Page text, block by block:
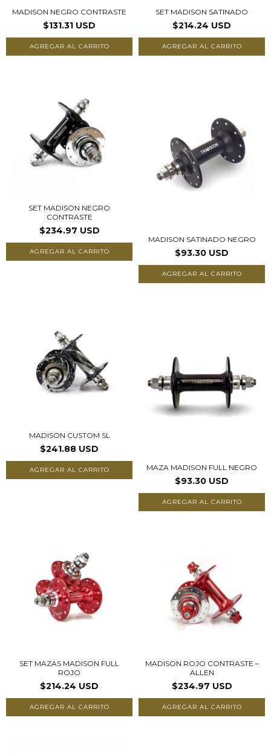
MADISON NEGRO CONTRASTE
$131.31 USD
AGREGAR AL CARRITO
SET MADISON SATINADO
$214.24 USD
AGREGAR AL CARRITO
SET MADISON NEGRO
CONTRASTE
$234.97 USD
AGREGAR AL CARRITO
MADISON SATINADO NEGRO
$93.30 USD
AGREGAR AL CARRITO
MADISON CUSTOM SL
$241.88 USD
AGREGAR AL CARRITO MAZA MADISON FULL NEGRO
$93.30 USD
AGREGAR AL CARRITO
SET MAZAS MADISON FULL
ROJO
$214.24 USD
AGREGAR AL CARRITO
MADISON ROJO CONTRASTE –
ALLEN
$234.97 USD
AGREGAR AL CARRITO